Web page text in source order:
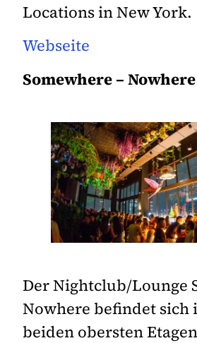
Locations in New York.
Webseite
Somewhere – Nowhere
Der Nightclub/Lounge
Nowhere befindet sich
beiden obersten